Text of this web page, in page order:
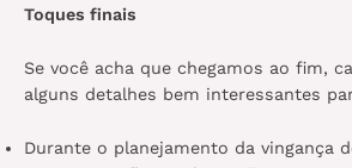
Toques finais
Se você acha que chegamos ao fim,
alguns detalhes bem interessantes
Durante o planejamento da vingança